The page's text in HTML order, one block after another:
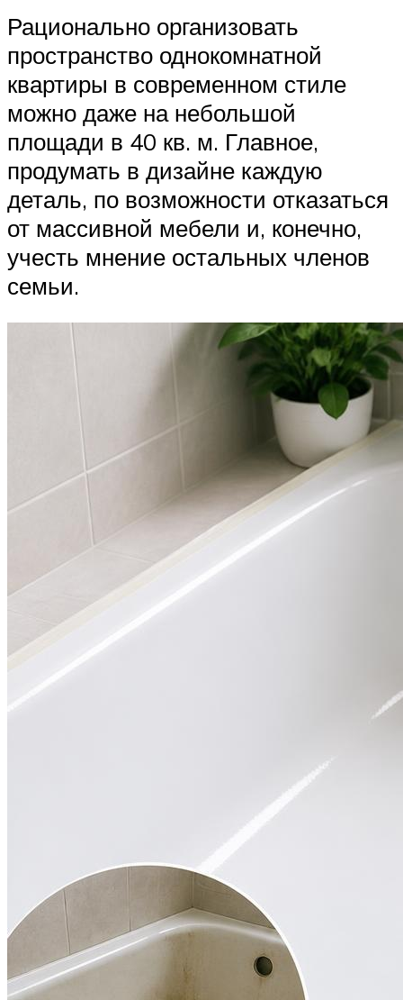
Рационально организовать
пространство однокомнатной
квартиры в современном стиле
можно даже на небольшой
площади в 40 кв. м. Главное,
продумать в дизайне каждую
деталь, по возможности отказаться
от массивной мебели и, конечно,
учесть мнение остальных членов
семьи.